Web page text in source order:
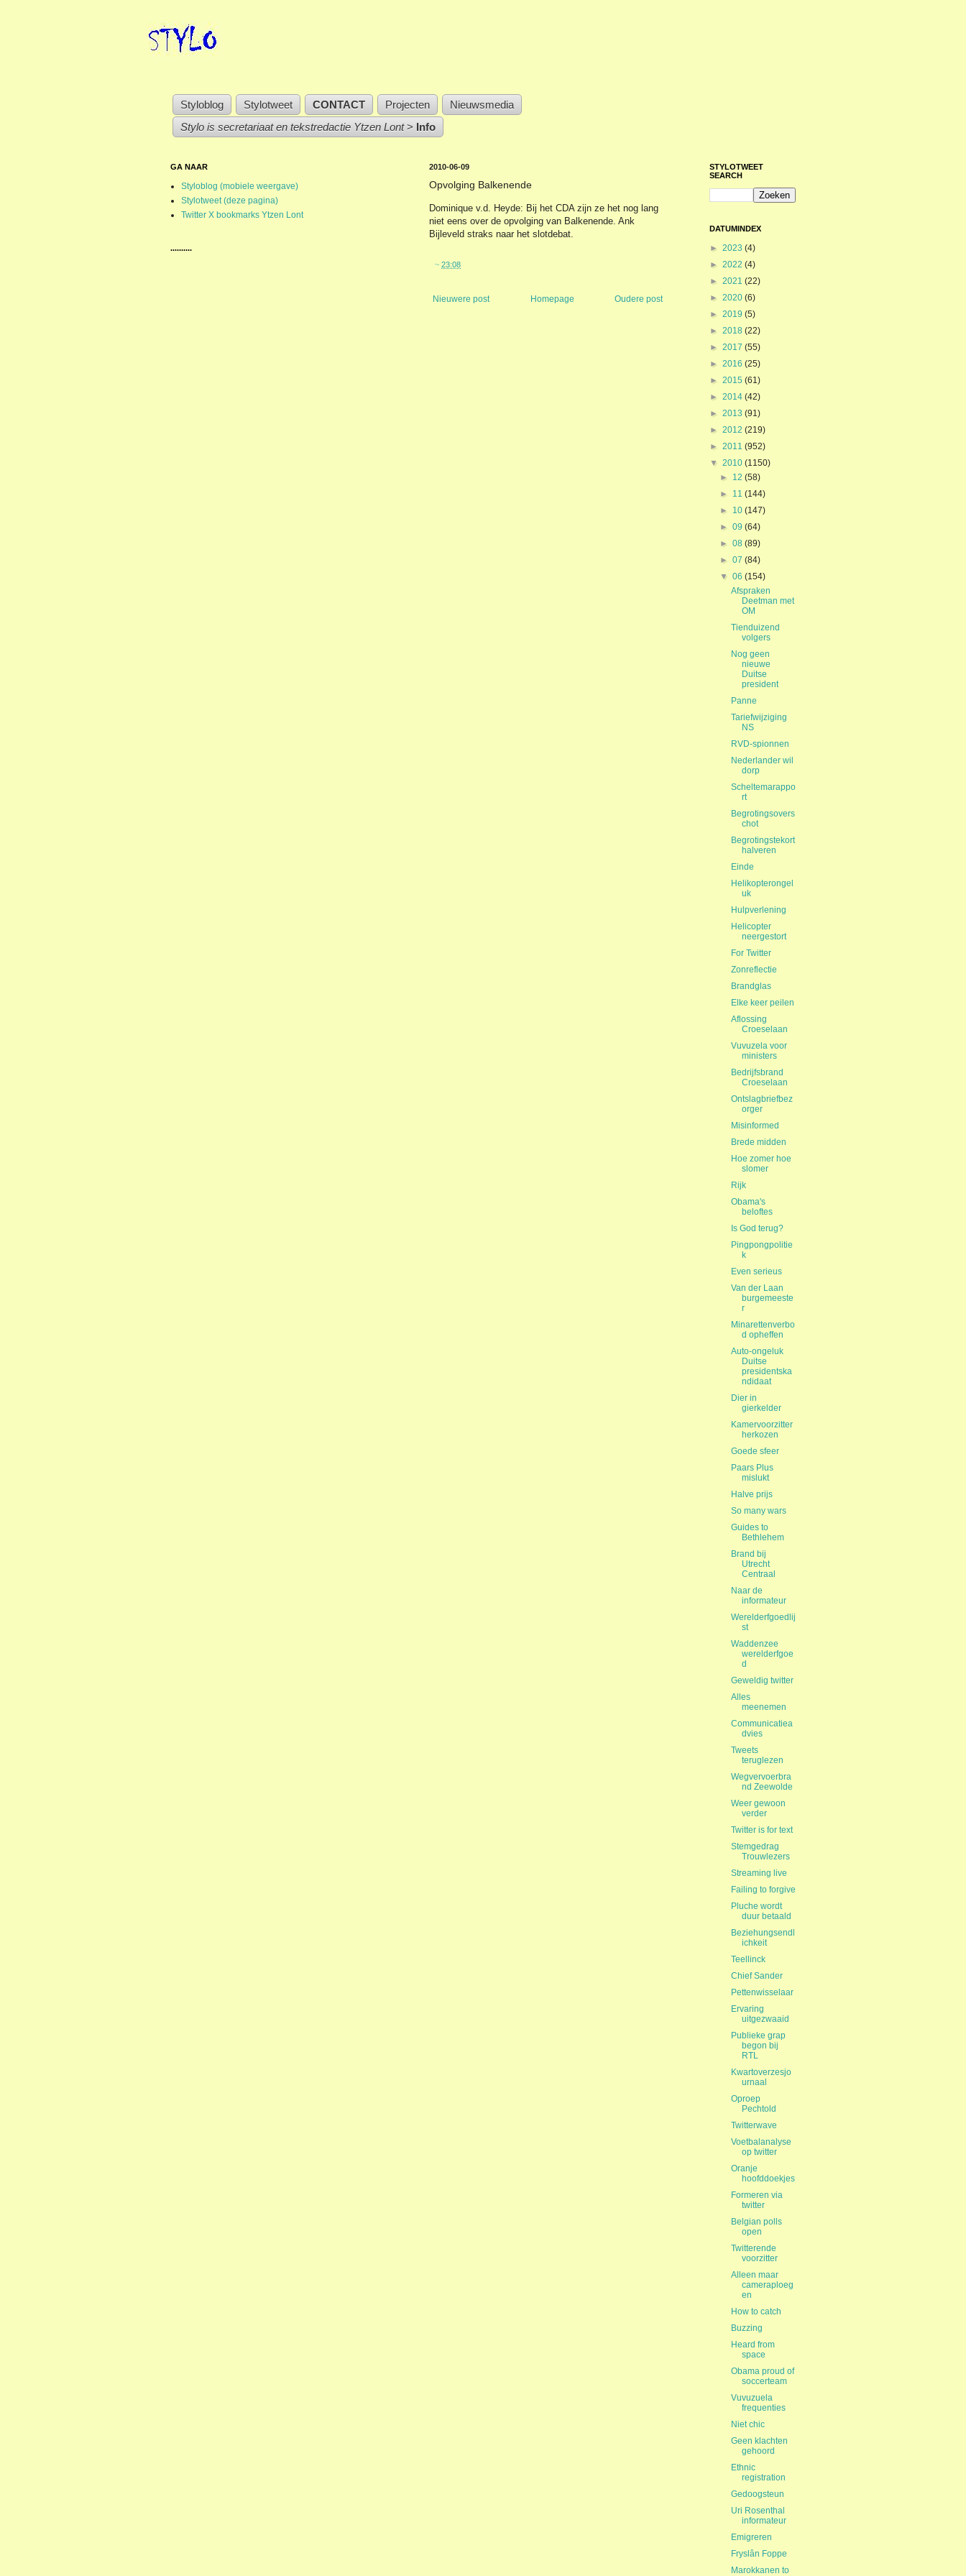
Styloblog Stylotweet CONTACT Projecten
Nieuwsmedia
Stylo is secretariaat en tekstredactie Ytzen Lont> Info
2010-06-09
Opvolging Balkenende
Dominique v.d. Heyde: Bij het CDA zijn ze het nog lang
niet eens over de opvolging van Balkenende. Ank
Bijleveld straks naar het slotdebat.
~ 23:08
Nieuwere post Oudere post
Homepage
GA NAAR
Styloblog (mobiele weergave)
Stylotweet (deze pagina)
Twitter X bookmarks Ytzen Lont
..........
STYLOTWEET
SEARCH
DATUMINDEX
► 2023 (4)
► 2022 (4)
► 2021 (22)
► 2020 (6)
► 2019 (5)
► 2018 (22)
► 2017 (55)
► 2016 (25)
► 2015 (61)
► 2014 (42)
► 2013 (91)
► 2012 (219)
► 2011 (952)
▼ 2010 (1150)
► 12(58)
► 11(144)
► 10(147)
►09(64)
►08(89)
►07(84)
▼06(154)
Afspraken
Deetman met
OM
Tienduizend
volgers
Nog geen
nieuwe
Duitse
president
Panne
Tariefwijziging
NS
RVD-spionnen
Nederlander wil
dorp
Scheltemarappo
rt
Begrotingsovers
chot
Begrotingstekort
halveren
Einde
Helikopterongel
uk
Hulpverlening
Helicopter
neergestort
For Twitter
Zonreflectie
Brandglas
Elke keer peilen
Aflossing
Croeselaan
Vuvuzela voor
ministers
Bedrijfsbrand
Croeselaan
Ontslagbriefbez
orger
Misinformed
Brede midden
Hoe zomer hoe
slomer
Rijk
Obama's
beloftes
Is God terug?
Pingpongpolitie
k
Even serieus
Van der Laan
burgemeeste
r
Minarettenverbo
d opheffen
Auto-ongeluk
Duitse
presidentska
ndidaat
Dier in
gierkelder
Kamervoorzitter
herkozen
Goede sfeer
Paars Plus
mislukt
Halve prijs
So many wars
Guides to
Bethlehem
Brand bij
Utrecht
Centraal
Naar de
informateur
Werelderfgoedlij
st
Waddenzee
werelderfgoe
d
Geweldig twitter
Alles
meenemen
Communicatiea
dvies
Tweets
teruglezen
Wegvervoerbra
nd Zeewolde
Weer gewoon
verder
Twitter is for text
Stemgedrag
Trouwlezers
Streaming live
Failing to forgive
Pluche wordt
duur betaald
Beziehungsendl
ichkeit
Teellinck
Chief Sander
Pettenwisselaar
Ervaring
uitgezwaaid
Publieke grap
begon bij
RTL
Kwartoverzesjo
urnaal
Oproep
Pechtold
Twitterwave
Voetbalanalyse
op twitter
Oranje
hoofddoekjes
Formeren via
twitter
Belgian polls
open
Twitterende
voorzitter
Alleen maar
cameraploeg
en
How to catch
Buzzing
Heard from
space
Obama proud of
soccerteam
Vuvuzuela
frequenties
Niet chic
Geen klachten
gehoord
Ethnic
registration
Gedoogsteun
Uri Rosenthal
informateur
Emigreren
Fryslân Foppe
Marokkanen to